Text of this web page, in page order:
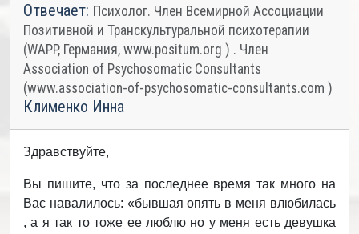
Отвечает: Психолог. Член Всемирной Ассоциации
Позитивной и Транскультуральной психотерапии
(WAPP, Германия, www.positum.org ) . Член
Association of Psychosomatic Consultants
(www.association-of-psychosomatic-consultants.com )
Клименко Инна
Здравствуйте,
Вы пишите, что за последнее время так много на
Вас навалилось: «бывшая опять в меня влюбилась
, а я так то тоже ее люблю но у меня есть девушка